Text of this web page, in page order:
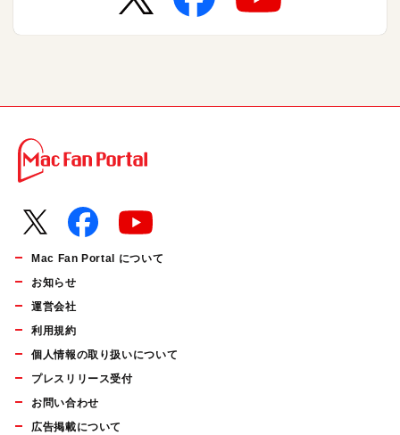
Mac Fan Portal について
お知らせ
運営会社
利用規約
個人情報の取り扱いについて
プレスリリース受付
お問い合わせ
広告掲載について